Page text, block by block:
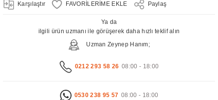
Karşılaştır Paylaş
Ya da
ilgili ürün uzmanı ile görüşerek daha hızlı teklif alın
Uzman Zeynep Hanım;
0212 293 58 26 08:00 - 18:00
0530 238 95 57 08:00 - 18:00